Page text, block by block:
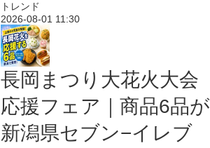
トレンド
2026-08-01 11:30
長岡まつり大花火大会
応援フェア｜商品6品が
新潟県セブン−イレブ